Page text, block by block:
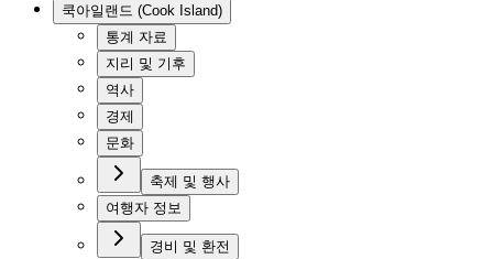
쿡아일랜드 (Cook Island)
통계 자료
지리 및 기후
역사
경제
문화
축제 및 행사
여행자 정보
경비 및 환전